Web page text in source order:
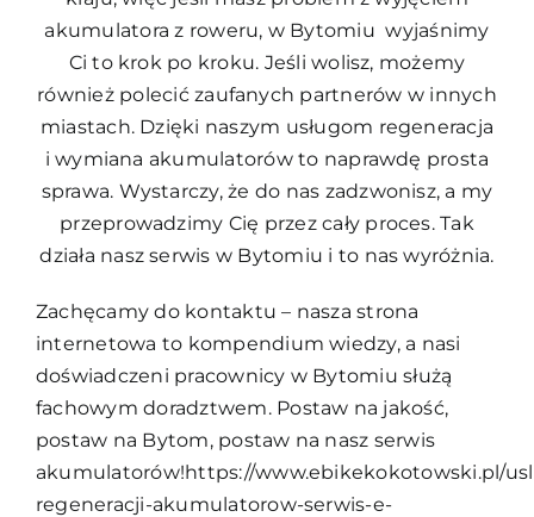
akumulatora z roweru, w Bytomiu wyjaśnimy
Ci to krok po kroku. Jeśli wolisz, możemy
również polecić zaufanych partnerów w innych
miastach. Dzięki naszym usługom regeneracja
i wymiana akumulatorów to naprawdę prosta
sprawa. Wystarczy, że do nas zadzwonisz, a my
przeprowadzimy Cię przez cały proces. Tak
działa nasz serwis w Bytomiu i to nas wyróżnia.
Zachęcamy do kontaktu – nasza strona
internetowa to kompendium wiedzy, a nasi
doświadczeni pracownicy w Bytomiu służą
fachowym doradztwem. Postaw na jakość,
postaw na Bytom, postaw na nasz serwis
akumulatorów!https://www.ebikekokotowski.pl/
regeneracji-akumulatorow-serwis-e-